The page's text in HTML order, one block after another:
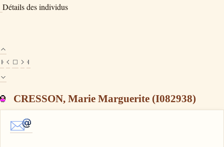
Détails des individus
CRESSON, Marie Marguerite (I082938)